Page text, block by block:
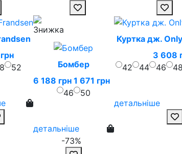
52
Бомбер
6 188 грн 1 671 грн
46
50
детальніше
-73%
Куртка дж.
3 608
42
44 46 48
детальніше